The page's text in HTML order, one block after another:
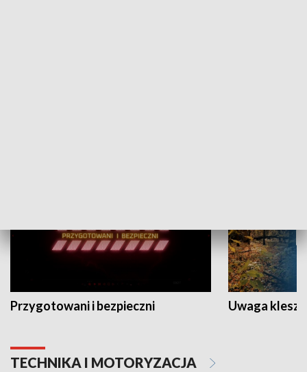
Przygotowani i bezpieczni Uwaga
TECHNIKA I MOTORYZACJA